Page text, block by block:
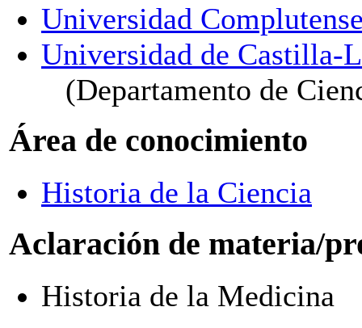
Universidad
Universidad de Castilla-
(Departamento de
Área de conocimiento
Historia de la Ciencia
Aclaración de materia/
Historia de la Medicina